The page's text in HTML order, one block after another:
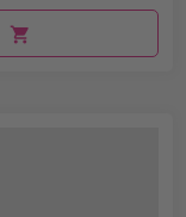
shopping_cart